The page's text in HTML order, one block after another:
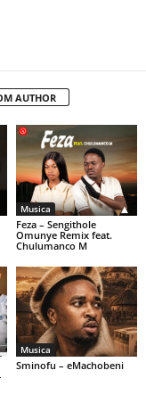
AUTHOR
Musica
Feza – Sengithole
Omunye Remix feat.
Chulumanco M
Musica
Sminofu – eMachobeni